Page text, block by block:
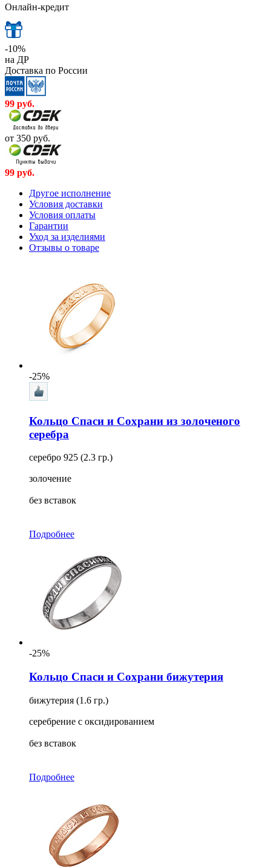
Онлайн-кредит
-10%
на ДР
Доставка по России
99 руб.
от 350 руб.
99 руб.
Другое исполнение
Условия доставки
Условия оплаты
Гарантии
Уход за изделиями
Отзывы о товаре
-25%
Кольцо Спаси и Сохрани из золоченого
серебра
серебро 925 (2.3 гр.)
золочение
без вставок
Подробнее
-25%
Кольцо Спаси и Сохрани бижутерия
бижутерия (1.6 гр.)
серебрение с оксидированием
без вставок
Подробнее